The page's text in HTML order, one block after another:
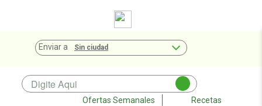
Enviar a Sin ciudad
Ofertas Semanales Recetas